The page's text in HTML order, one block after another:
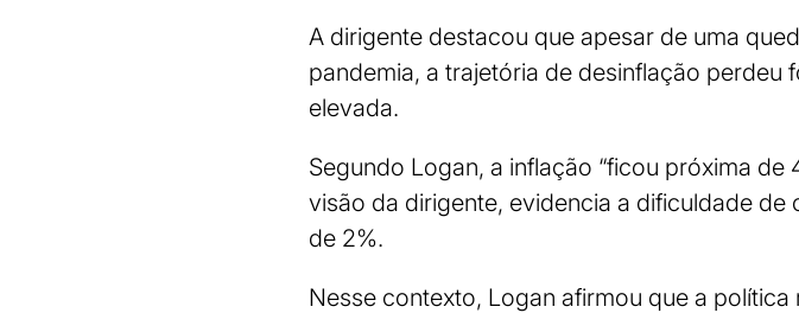
A dirigente destacou que apesar de uma
pandemia, a trajetória de desinflação
elevada.
Segundo Logan, a inflação “ficou próxima de
visão da dirigente, evidencia a dificuldade
de 2%.
Nesse contexto, Logan afirmou que a política